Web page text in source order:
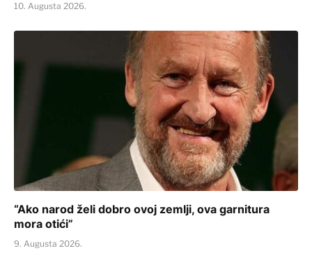
10. Augusta 2026.
“Ako narod želi dobro ovoj zemlji, ova garnitura
mora otići”
9. Augusta 2026.